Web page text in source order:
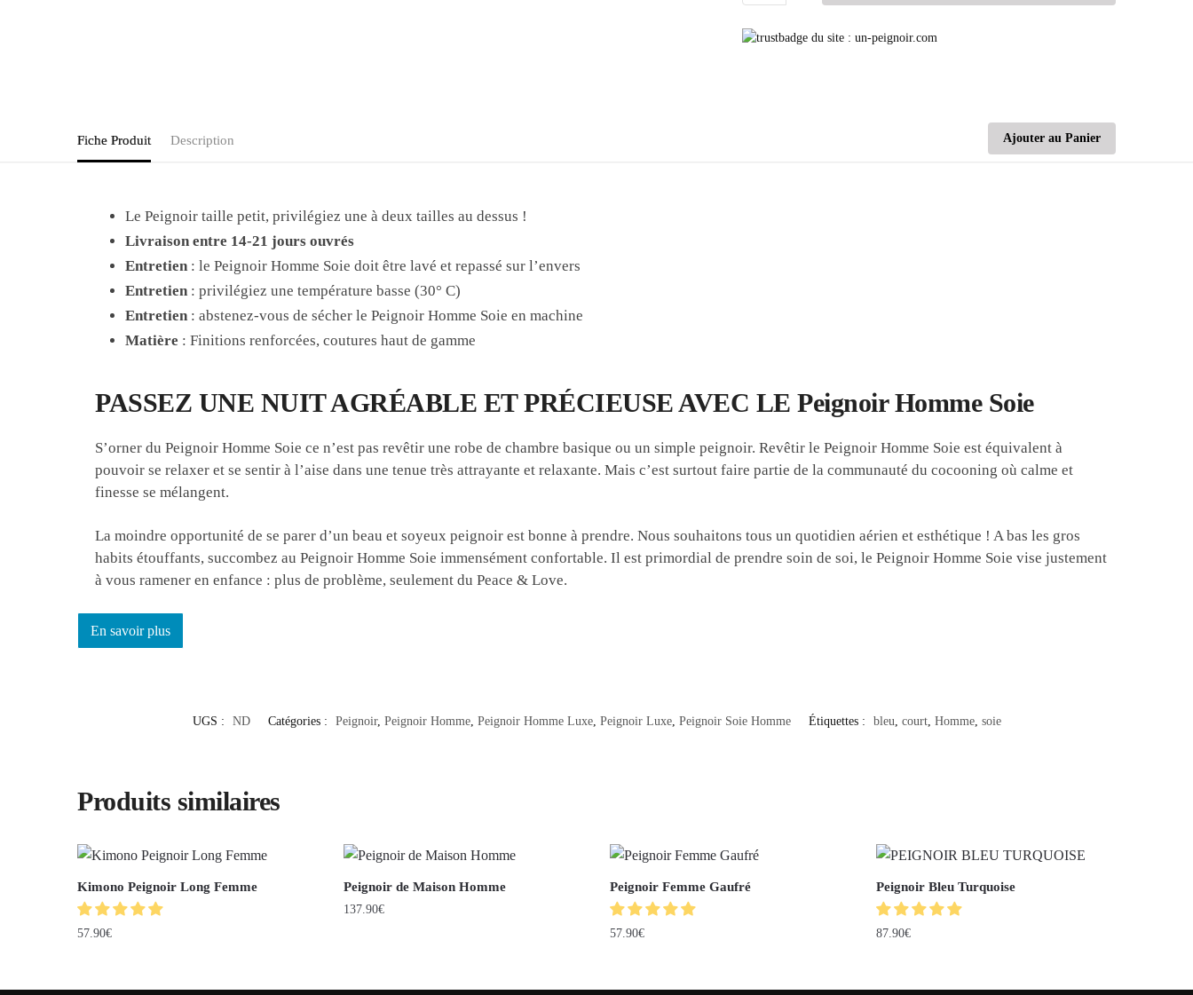
Fiche Produit Description Ajouter au Panier
Le Peignoir taille petit, privilégiez une à deux tailles au dessus !
Livraison entre 14-21 jours ouvrés
Entretien : le Peignoir Homme Soie doit être lavé et repassé sur l’envers
Entretien : privilégiez une température basse (30° C)
Entretien : abstenez-vous de sécher le Peignoir Homme Soie en machine
Matière : Finitions renforcées, coutures haut de gamme
PASSEZ UNE NUIT AGRÉABLE ET PRÉCIEUSE AVEC LE Peignoir Homme Soie
S’orner du Peignoir Homme Soie ce n’est pas revêtir une robe de chambre basique ou un simple peignoir. Revêtir le Peignoir Homme Soie est équivalent à
pouvoir se relaxer et se sentir à l’aise dans une tenue très attrayante et relaxante. Mais c’est surtout faire partie de la communauté du cocooning où calme et
finesse se mélangent.
La moindre opportunité de se parer d’un beau et soyeux peignoir est bonne à prendre. Nous souhaitons tous un quotidien aérien et esthétique ! A bas les gros
habits étouffants, succombez au Peignoir Homme Soie immensément confortable. Il est primordial de prendre soin de soi, le Peignoir Homme Soie vise justement
à vous ramener en enfance : plus de problème, seulement du Peace & Love.
En savoir plus
UGS : ND Catégories : Peignoir, Peignoir Homme, Peignoir Homme Luxe, Peignoir Luxe, Peignoir Soie Homme Étiquettes : bleu court, Homme, soie
Produits similaires
Kimono Peignoir Long Femme
57.90€
Peignoir de Maison Homme
137.90€
Peignoir Femme Gaufré
57.90€
Peignoir Bleu Turquoise
87.90€